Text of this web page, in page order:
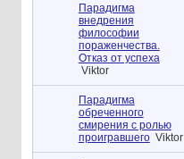
Парадигма
внедрения
философии
пораженчества.
Отказ от успеха
Viktor
Парадигма
обреченного
смирения с ролью
проигравшего Viktor